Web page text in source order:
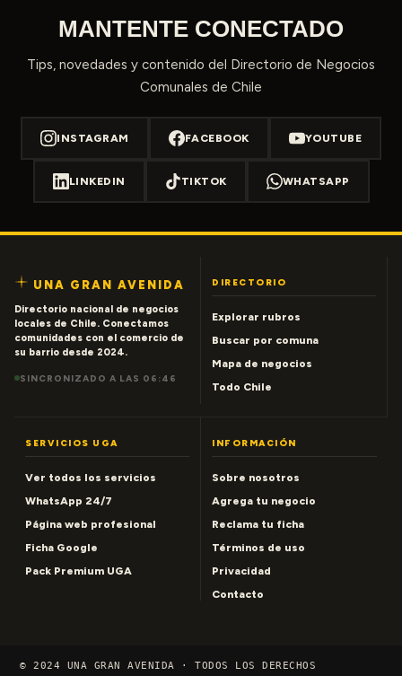
MANTENTE CONECTADO
Tips, novedades y contenido del Directorio de Negocios
Comunales de Chile
INSTAGRAM FACEBOOK YOUTUBE
LINKEDIN TIKTOK WHATSAPP
UNA GRAN AVENIDA
Directorio nacional de negocios
locales de Chile. Conectamos
comunidades con el comercio de
su barrio desde 2024.
SINCRONIZADO A LAS 06:46
DIRECTORIO
Explorar rubros
Buscar por comuna
Mapa de negocios
Todo Chile
SERVICIOS UGA
Ver todos los servicios
WhatsApp 24/7
Página web profesional
Ficha Google
Pack Premium UGA
INFORMACIÓN
Sobre nosotros
Agrega tu negocio
Reclama tu ficha
Términos de uso
Privacidad
Contacto
© 2024 UNA GRAN AVENIDA · TODOS LOS DERECHOS